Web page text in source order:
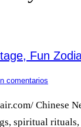
Fun
comentarios
spiritual